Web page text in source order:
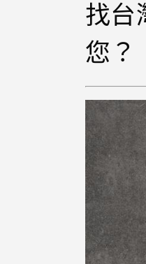
找台
您？